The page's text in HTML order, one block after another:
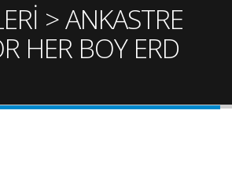
> ANKASTRE
HER BOY ERD